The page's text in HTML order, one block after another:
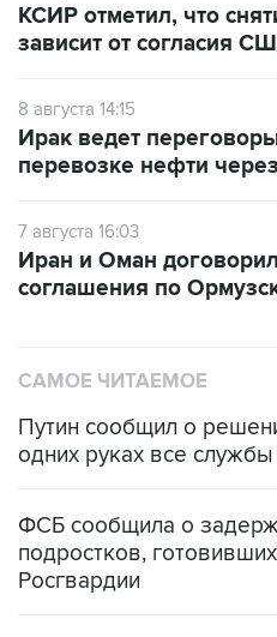
КСИР отметил, что
зависит от согласия
8 августа 14:15
Ирак ведет
перевозке нефти
7 августа 16:03
Иран и Оман
соглашения по
САМОЕ ЧИТАЕМОЕ
Путин сообщил о
одних руках все
ФСБ сообщила о
подростков,
Росгвардии